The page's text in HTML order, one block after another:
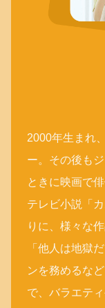
2000年生まれ
ー。その後も
ときに映画で
テレビ小説「
りに、様々な
「他人は地獄
ンを務めるな
で、バラエテ